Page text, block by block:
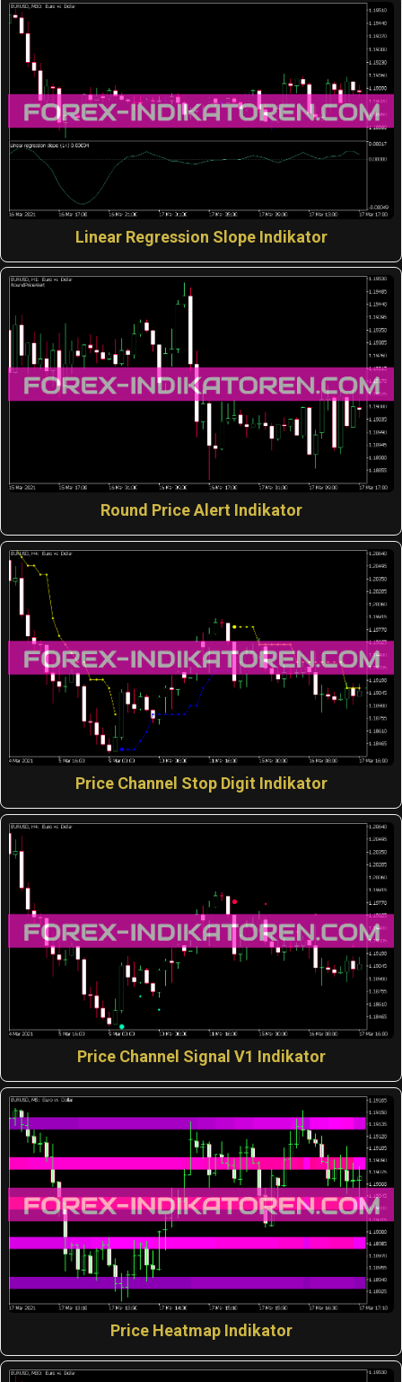
Linear Regression Slope Indikator
Round Price Alert Indikator
Price Channel Stop Digit Indikator
Price Channel Signal V1 Indikator
Price Heatmap Indikator